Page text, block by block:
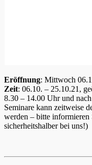
Eröffnung: Mittwoch
Zeit: 06.10. – 25.10.21,
8.30 – 14.00 Uhr und
Seminare kann zeitweise
werden – bitte informieren
sicherheitshalber bei uns!)